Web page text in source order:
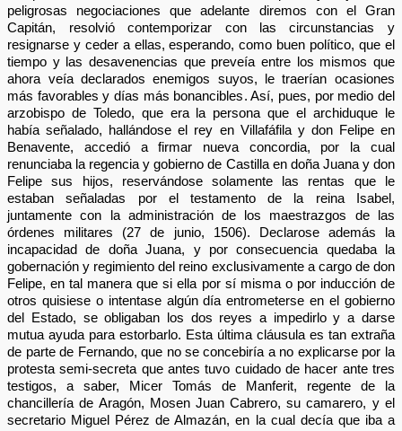
peligrosas negociaciones que adelante diremos con el Gran
Capitán, resolvió contemporizar con las circunstancias y
resignarse y ceder a ellas, esperando, como buen político, que el
tiempo y las desavenencias que preveía entre los mismos que
ahora veía declarados enemigos suyos, le traerían ocasiones
más favorables y días más bonancibles. Así, pues, por medio del
arzobispo de Toledo, que era la persona que el archiduque le
había señalado, hallándose el rey en Villafáfila y don Felipe en
Benavente, accedió a firmar nueva concordia, por la cual
renunciaba la regencia y gobierno de Castilla en doña Juana y don
Felipe sus hijos, reservándose solamente las rentas que le
estaban señaladas por el testamento de la reina Isabel,
juntamente con la administración de los maestrazgos de las
órdenes militares (27 de junio, 1506). Declarose además la
incapacidad de doña Juana, y por consecuencia quedaba la
gobernación y regimiento del reino exclusivamente a cargo de don
Felipe, en tal manera que si ella por sí misma o por inducción de
otros quisiese o intentase algún día entrometerse en el gobierno
del Estado, se obligaban los dos reyes a impedirlo y a darse
mutua ayuda para estorbarlo. Esta última cláusula es tan extraña
de parte de Fernando, que no se concebiría a no explicarse por la
protesta semi-secreta que antes tuvo cuidado de hacer ante tres
testigos, a saber, Micer Tomás de Manferit, regente de la
chancillería de Aragón, Mosen Juan Cabrero, su camarero, y el
secretario Miguel Pérez de Almazán, en la cual decía que iba a